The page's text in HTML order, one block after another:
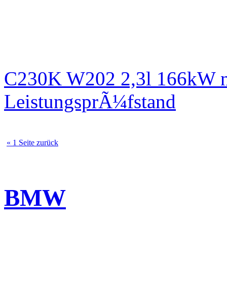
C230K W202 2,3l 166kW
LeistungsprÃ¼fstand
« 1 Seite zurück
BMW